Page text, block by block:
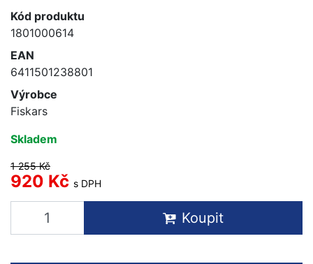
Kód produktu
1801000614
EAN
6411501238801
Výrobce
Fiskars
Skladem
1 255 Kč
920 Kč s DPH
Koupit